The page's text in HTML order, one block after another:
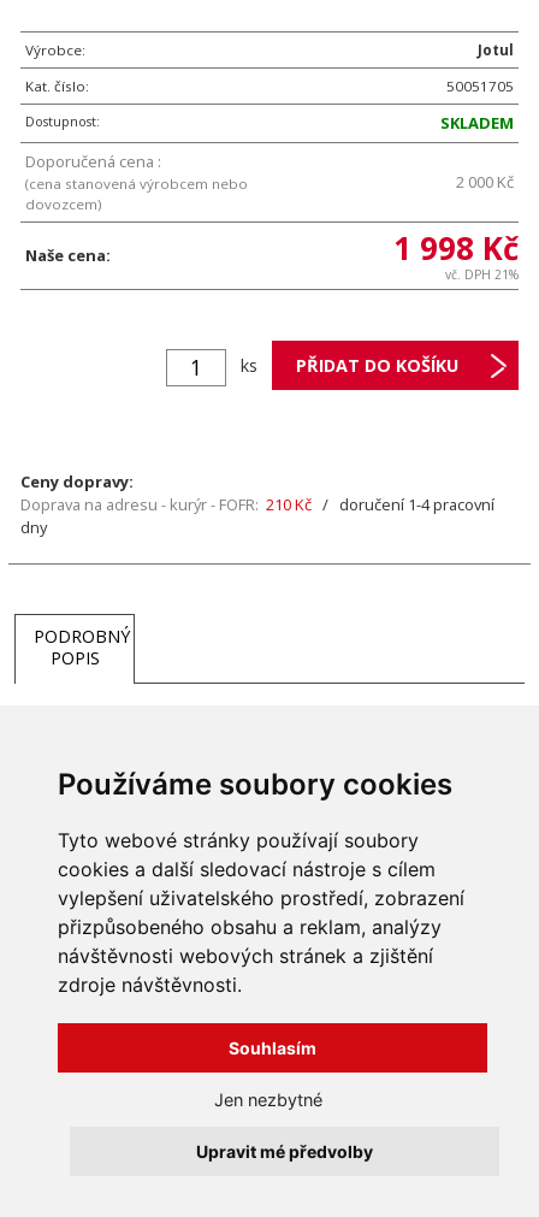
Používáme soubory cookies
Tyto webové stránky používají soubory
cookies a další sledovací nástroje s cílem
vylepšení uživatelského prostředí, zobrazení
přizpůsobeného obsahu a reklam, analýzy
návštěvnosti webových stránek a zjištění
zdroje návštěvnosti.
Souhlasím
Jen nezbytné
Upravit mé předvolby
Výrobce:
Jotul
Kat. číslo:
50051705
Dostupnost:
SKLADEM
Doporučená cena :
(cena stanovená výrobcem nebo
dovozcem)
2 000 Kč
Naše cena: 1 998 Kč
vč. DPH 21%
ks
Ceny dopravy:
Doprava na adresu - kurýr - FOFR: 210 Kč / doručení 1-4 pracovní
dny
PODROBNÝ
POPIS
INFORMACE
Obchodní podmínky
Zpracování a ochrana
osobních údajů
O nás
Všechna práva vyhrazena